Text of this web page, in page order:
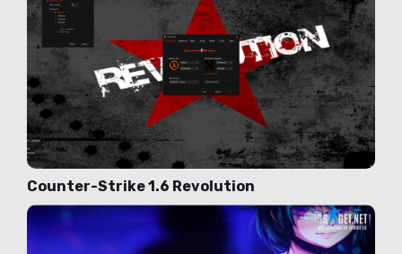
Counter-Strike 1.6 Revolution